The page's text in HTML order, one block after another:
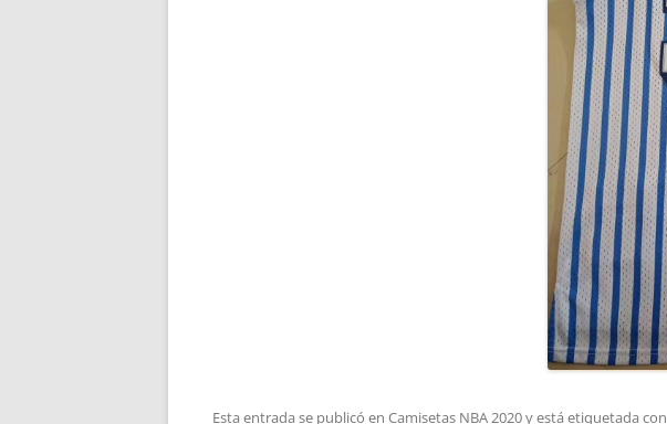
Esta entrada se publicó en Camisetas NBA 2020y está etiquetada con